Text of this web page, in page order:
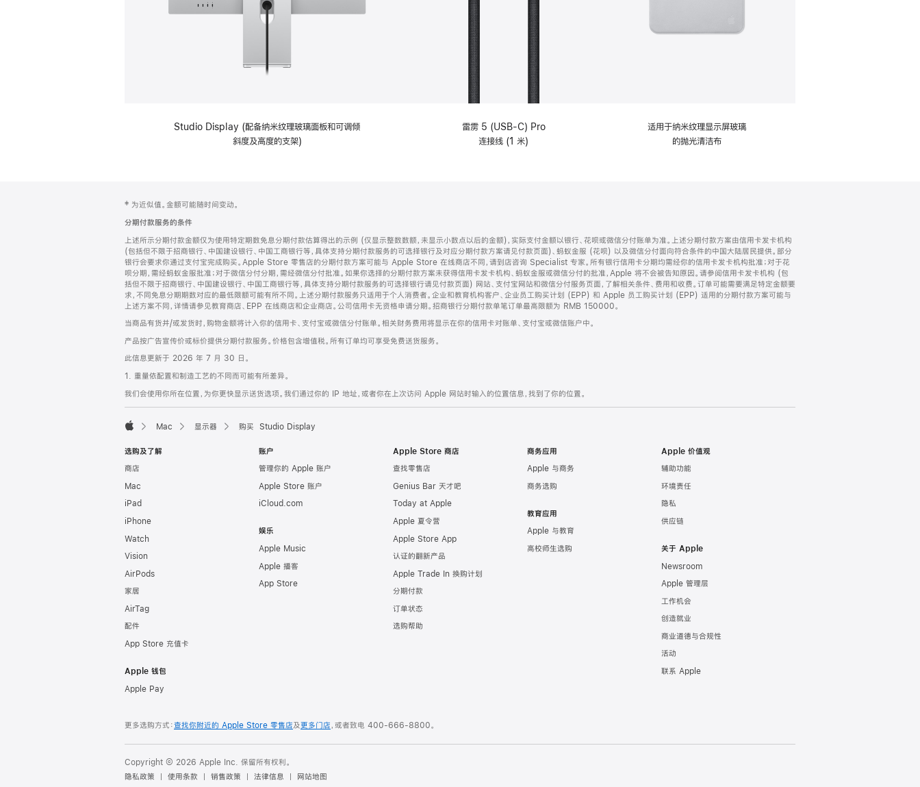
Studio Display (配备纳米纹理玻璃面板和可调倾
斜度及高度的支架)
雷雳 5 (USB-C) Pro
连接线 (1 米)
适用于纳米纹理显示屏玻璃
的抛光清洁布
页
脚
注
‡ 为近似值。金额可能随时间变动。
分期付款服务的条件
上述所示分期付款金额仅为使用特定期数免息分期付款估算得出的示例 (仅显示整数数额，未显示小数点以后的金额)，实际支付金额以银行、花呗或微信分付账单为准。上述分期付款方案由信用卡发卡机构
(包括但不限于招商银行、中国建设银行、中国工商银行等，具体支持分期付款服务的可选择银行及对应分期付款方案请见付款页面)、蚂蚁金服 (花呗) 以及微信分付面向符合条件的中国大陆居民提供。部分
银行会要求你通过支付宝完成购买。Apple Store 零售店的分期付款方案可能与 Apple Store 在线商店不同，请到店咨询 Specialist 专家。所有银行信用卡分期均需经你的信用卡发卡机构批准；对于花
呗分期，需经蚂蚁金服批准；对于微信分付分期，需经微信分付批准。如果你选择的分期付款方案未获得信用卡发卡机构、蚂蚁金服或微信分付的批准，Apple 将不会被告知原因。请参阅信用卡发卡机构 (包
括但不限于招商银行、中国建设银行、中国工商银行等，具体支持分期付款服务的可选择银行请见付款页面) 网站、支付宝网站和微信分付服务页面，了解相关条件、费用和收费。订单可能需要满足特定金额要
求，不同免息分期期数对应的最低限额可能有所不同。上述分期付款服务只适用于个人消费者。企业和教育机构客户、企业员工购买计划 (EPP) 和 Apple 员工购买计划 (EPP) 适用的分期付款方案可能与
上述方案不同，详情请参见教育商店、EPP 在线商店和企业商店。公司信用卡无资格申请分期。招商银行分期付款单笔订单最高限额为 RMB 150000。
当商品有货并/或发货时，购物金额将计入你的信用卡、支付宝或微信分付账单。相关财务费用将显示在你的信用卡对账单、支付宝或微信账户中。
产品按广告宣传价或标价提供分期付款服务。价格包含增值税。所有订单均可享受免费送货服务。
此信息更新于 2026 年 7 月 30 日。
1. 重量依配置和制造工艺的不同而可能有所差异。
我们会使用你所在位置，为你更快显示送货选项。我们通过你的 IP 地址，或者你在上次访问 Apple 网站时输入的位置信息，找到了你的位置。
Mac 显示器 购买 Studio Display
选购及了解
商店
Mac
iPad
iPhone
Watch
Vision
AirPods
家居
AirTag
配件
App Store 充值卡
Apple 钱包
Apple Pay
账户
管理你的 Apple 账户
Apple Store 账户
iCloud.com
娱乐
Apple Music
Apple 播客
App Store
Apple Store 商店
查找零售店
Genius Bar 天才吧
Today at Apple
Apple 夏令营
Apple Store App
认证的翻新产品
Apple Trade In 换购计划
分期付款
订单状态
选购帮助
商务应用
Apple 与商务
商务选购
教育应用
Apple 与教育
高校师生选购
Apple 价值观
辅助功能
环境责任
隐私
供应链
关于 Apple
Newsroom
Apple 管理层
工作机会
创造就业
商业道德与合规性
活动
联系 Apple
更多选购方式：查找你附近的 Apple Store 零售店及更多门店，或者致电 400-666-8800。
Copyright © 2026 Apple Inc. 保留所有权利。
隐私政策
使用条款 销售政策 法律信息 网站地图